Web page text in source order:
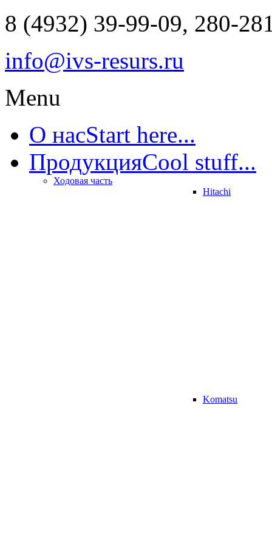
8 (4932) 39-99-09, 280-
info@ivs-resurs.ru
Menu
О насStart here...
ПродукцияCool stuff...
Ходовая часть
Hitachi
Komatsu